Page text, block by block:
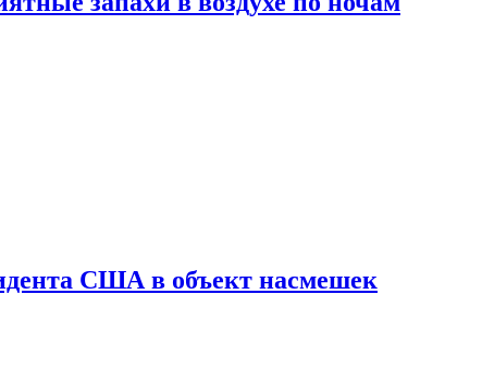
США в объект насмешек